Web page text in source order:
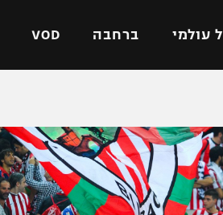
עולמי ברחבה VOD
ליגת האלופות
ליגה אירופית
ליגה אנגלית